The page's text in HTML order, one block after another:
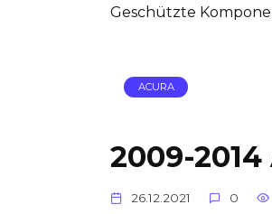
Geschützte
ACURA
2009-
26.12.2021 0